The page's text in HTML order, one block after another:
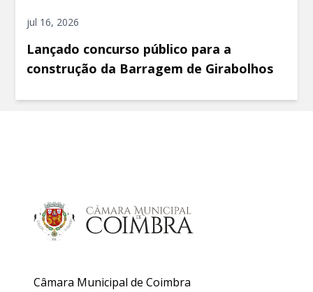
jul 16, 2026
Lançado concurso público para a
construção da Barragem de Girabolhos
Câmara Municipal de Coimbra